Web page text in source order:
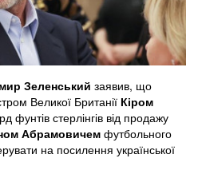
Зеленський заявив, що
Великої Британії Кіром
фунтів стерлінгів від продажу
Абрамовичем футбольного
на посилення української